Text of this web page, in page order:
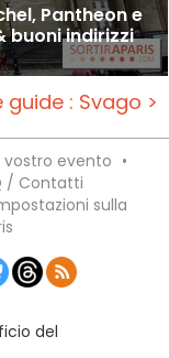
Pantheon e
buoni indirizzi
guide : Svago >
evento •
/ Contatti
sulla
del